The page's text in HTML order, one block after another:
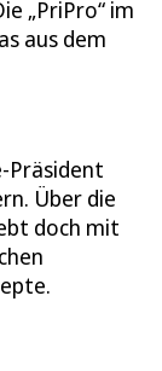
„PriPro“ im
aus dem
Präsident
Über die
doch mit